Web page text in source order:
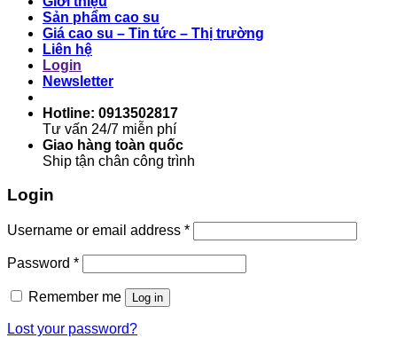
Sản phẩm cao su
Giá cao su – Tin tức – Thị trường
Liên hệ
Login
Newsletter
Hotline: 0913502817
Tư vấn 24/7 miễn phí
Giao hàng toàn quốc
Ship tận chân công trình
Login
Username or email address *
Password *
Remember me Log in
Lost your password?